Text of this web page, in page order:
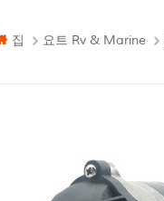
집 요트 Rv & Marine